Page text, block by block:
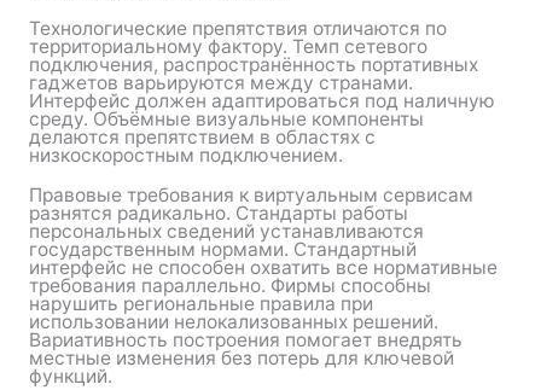
Технологические препятствия отличаются по
территориальному фактору. Темп сетевого
подключения, распространённость портативных
гаджетов варьируются между странами.
Интерфейс должен адаптироваться под наличную
среду. Объёмные визуальные компоненты
делаются препятствием в областях с
низкоскоростным подключением.
Правовые требования к виртуальным сервисам
разнятся радикально. Стандарты работы
персональных сведений устанавливаются
государственным нормами. Стандартный
интерфейс не способен охватить все нормативные
требования параллельно. Фирмы способны
нарушить региональные правила при
использовании нелокализованных решений.
Вариативность построения помогает внедрять
местные изменения без потерь для ключевой
функций.